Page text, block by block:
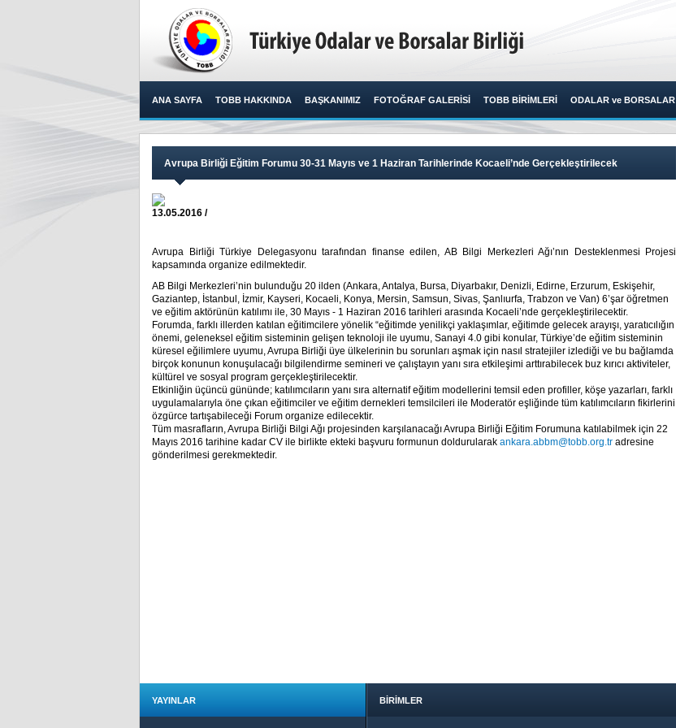
ANA SAYFA TOBB HAKKINDA BAŞKANIMIZ FOTOĞRAF GALERİSİ TOBB BİRİMLERİ ODALAR ve BORSALAR
Avrupa Birliği Eğitim Forumu 30-31 Mayıs ve 1 Haziran Tarihlerinde Kocaeli’nde Gerçekleştirilecek
13.05.2016 /
Avrupa Birliği Türkiye Delegasyonu tarafından finanse edilen, AB Bilgi Merkezleri Ağı’nın Desteklenmesi Projesi
kapsamında organize edilmektedir.​
AB Bilgi Merkezleri’nin bulunduğu 20 ilden (Ankara, Antalya, Bursa, Diyarbakır, Denizli, Edirne, Erzurum, Eskişehir,
Gaziantep, İstanbul, İzmir, Kayseri, Kocaeli, Konya, Mersin, Samsun, Sivas, Şanlıurfa, Trabzon ve Van) 6’şar öğretmen
ve eğitim aktörünün katılımı ile, 30 Mayıs - 1 Haziran 2016 tarihleri arasında Kocaeli’nde gerçekleştirilecektir.
Forumda, farklı illerden katılan eğitimcilere yönelik “eğitimde yenilikçi yaklaşımlar, eğitimde gelecek arayışı, yaratıcılığın
önemi, geleneksel eğitim sisteminin gelişen teknoloji ile uyumu, Sanayi 4.0 gibi konular, Türkiye’de eğitim sisteminin
küresel eğilimlere uyumu, Avrupa Birliği üye ülkelerinin bu sorunları aşmak için nasıl stratejiler izlediği ve bu bağlamda
birçok konunun konuşulacağı bilgilendirme semineri ve çalıştayın yanı sıra etkileşimi arttırabilecek buz kırıcı aktiviteler,
kültürel ve sosyal program gerçekleştirilecektir.
Etkinliğin üçüncü gününde; katılımcıların yanı sıra alternatif eğitim modellerini temsil eden profiller, köşe yazarları, farklı
uygulamalarıyla öne çıkan eğitimciler ve eğitim dernekleri temsilcileri ile Moderatör eşliğinde tüm katılımcıların fikirlerini
özgürce tartışabileceği Forum organize edilecektir.
Tüm masrafların, Avrupa Birliği Bilgi Ağı projesinden karşılanacağı Avrupa Birliği Eğitim Forumuna katılabilmek için 22
Mayıs 2016 tarihine kadar CV ile birlikte ekteki başvuru formunun doldurularak ankara.abbm@tobb.org.tr adresine
gönderilmesi gerekmektedir.
YAYINLAR BİRİMLER